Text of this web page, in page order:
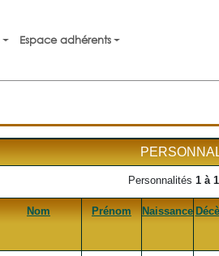
Espace adhérents
Personnalités 1 à
Nom Prénom Naissance